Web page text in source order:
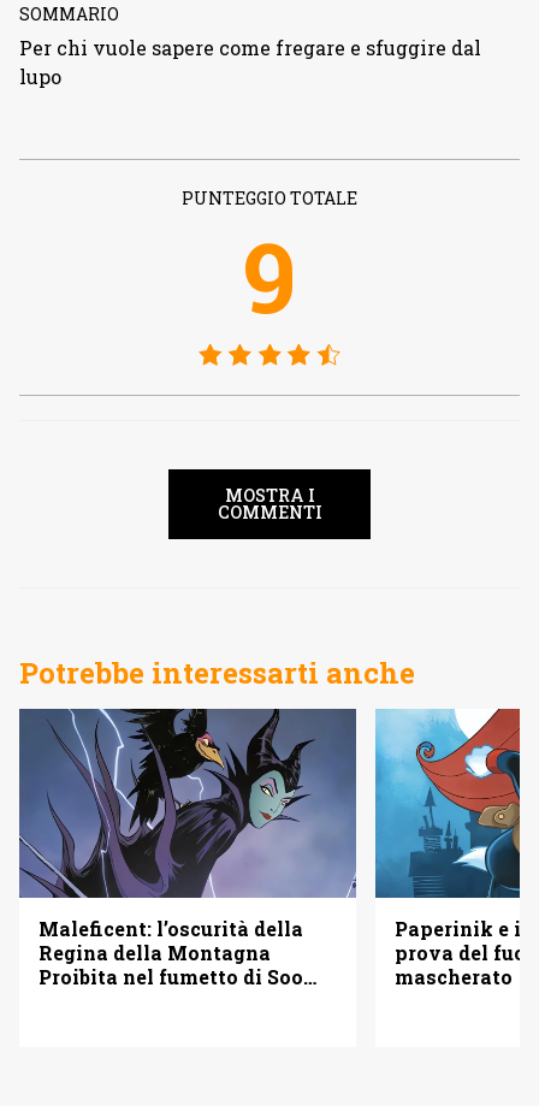
SOMMARIO
Per chi vuole sapere come fregare e sfuggire dal
lupo
PUNTEGGIO TOTALE
9
MOSTRA I
COMMENTI
Potrebbe interessarti anche
Maleficent: l’oscurità della
Regina della Montagna
Proibita nel fumetto di Soo
Paperinik e i
prova del
mascherato